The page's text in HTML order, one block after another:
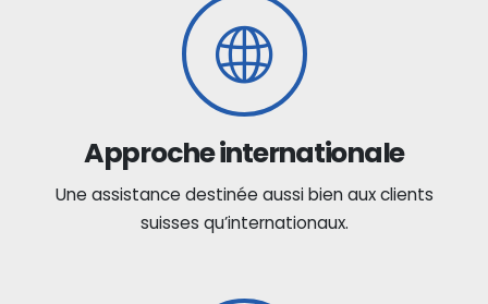
Approche internationale
Une assistance destinée aussi bien aux clients
suisses qu’internationaux.